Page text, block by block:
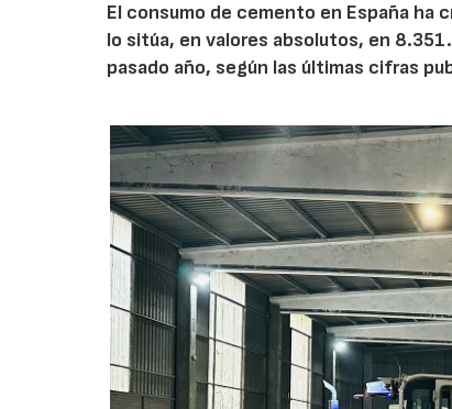
El consumo de cemento en España ha
lo sitúa, en valores absolutos, en
pasado año, según las últimas cifras